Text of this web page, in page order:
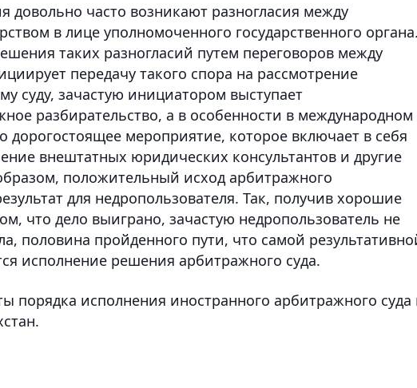
довольно часто возникают разногласия между
в лице уполномоченного государственного
таких разногласий путем переговоров между
передачу такого спора на рассмотрение
суду, зачастую инициатором выступает
разбирательство, а в особенности в международном
дорогостоящее мероприятие, которое включает в себя
внештатных юридических консультантов и другие
положительный исход арбитражного
для недропользователя. Так, получив хорошие
что дело выиграно, зачастую недропользователь не
половина пройденного пути, что самой
исполнение решения арбитражного суда.
порядка исполнения иностранного арбитражного суда